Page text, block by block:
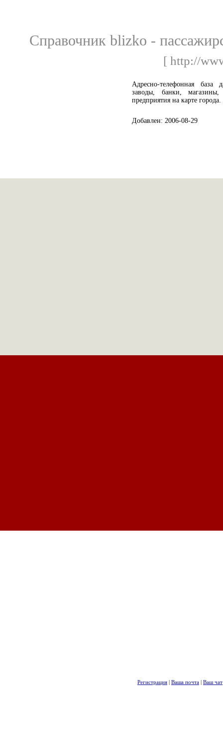
Справочник blizko -
[ http://
Адресно-телефонная база
заводы, банки,
предприятия на карте города.
Добавлен: 2006-08-29
Регистрация | Ваша почта | Ваш чат